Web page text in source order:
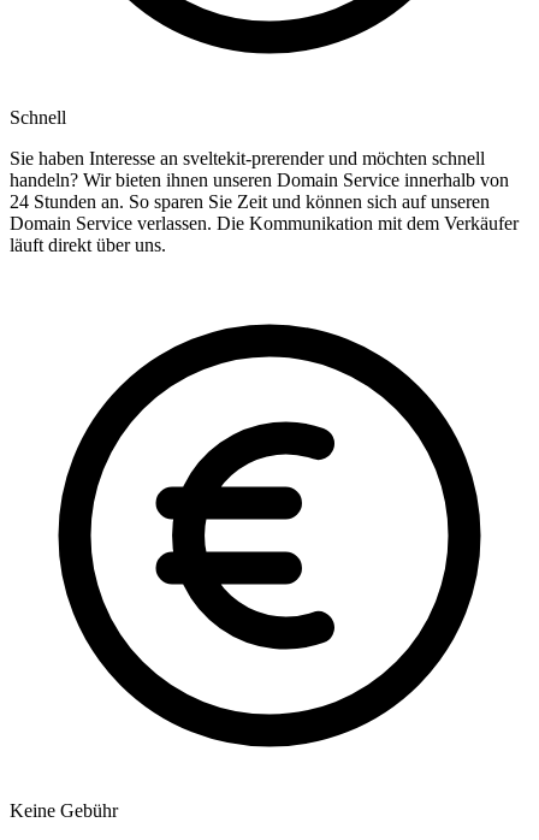
Schnell
Sie haben Interesse an sveltekit-prerender und möchten schnell
handeln? Wir bieten ihnen unseren Domain Service innerhalb von
24 Stunden an. So sparen Sie Zeit und können sich auf unseren
Domain Service verlassen. Die Kommunikation mit dem Verkäufer
läuft direkt über uns.
Keine Gebühr